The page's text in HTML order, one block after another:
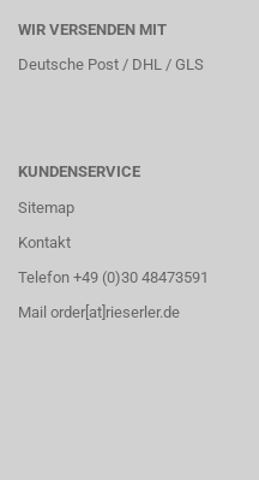
WIR VERSENDEN MIT
Deutsche Post / DHL / GLS
KUNDENSERVICE
Sitemap
Kontakt
Telefon +49 (0)30 48473591
Mail order[at]rieserler.de